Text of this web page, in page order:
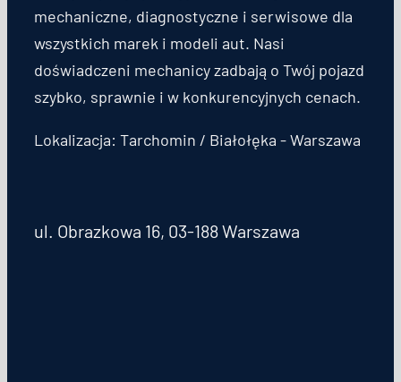
mechaniczne, diagnostyczne i serwisowe dla
wszystkich marek i modeli aut. Nasi
doświadczeni mechanicy zadbają o Twój pojazd
szybko, sprawnie i w konkurencyjnych cenach.
Lokalizacja: Tarchomin / Białołęka - Warszawa
ul. Obrazkowa 16, 03-188 Warszawa